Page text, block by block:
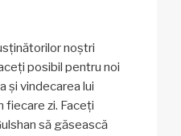
noștri
posibil pentru noi
și vindecarea lui
fiecare zi. Faceți
să găsească